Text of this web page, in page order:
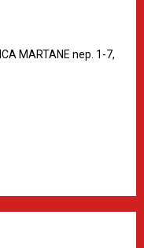
MARTANE nep. 1-7,